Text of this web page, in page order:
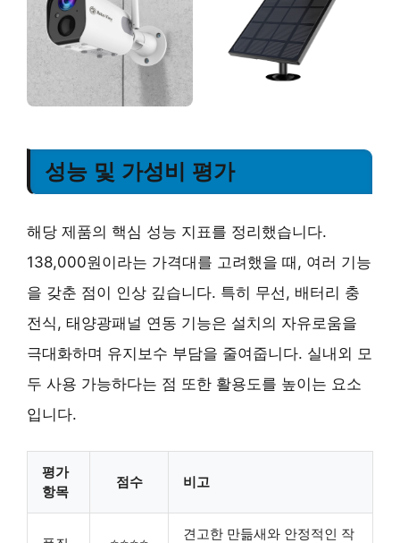
성능 및 가성비 평가
해당 제품의 핵심 성능 지표를 정리했습니다.
138,000원이라는 가격대를 고려했을 때, 여러 기능
을 갖춘 점이 인상 깊습니다. 특히 무선, 배터리 충
전식, 태양광패널 연동 기능은 설치의 자유로움을
극대화하며 유지보수 부담을 줄여줍니다. 실내외 모
두 사용 가능하다는 점 또한 활용도를 높이는 요소
입니다.
평가
항목
점수 비고
견고한 만듦새와 안정적인 작